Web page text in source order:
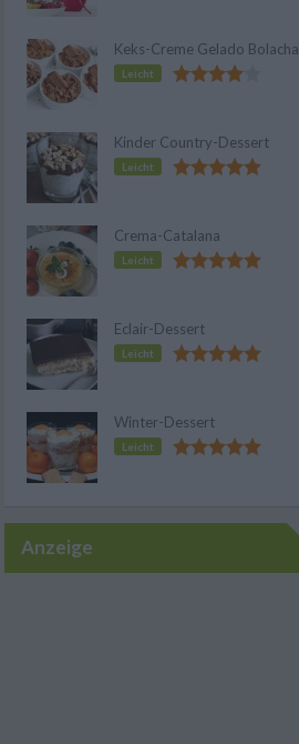
Keks-Creme Gelado Bolacha
Leicht
Kinder Country-Dessert
Leicht
Crema-Catalana
Leicht
Eclair-Dessert
Leicht
Winter-Dessert
Leicht
Anzeige